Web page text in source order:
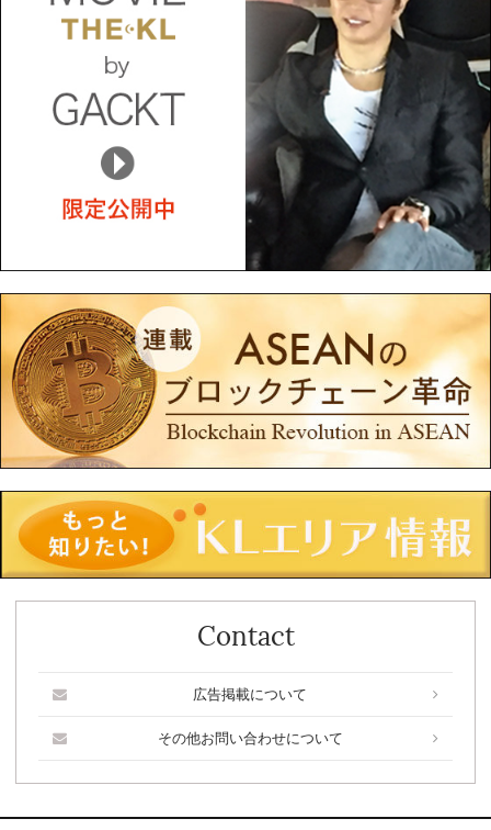
Contact
広告掲載について
その他お問い合わせについて